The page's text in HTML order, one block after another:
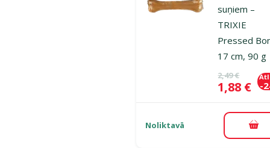
suņiem –
TRIXIE
Pressed
17 cm, 90 g
Oriģinālā
2,49 €
Cena
1,88 € -
Noliktavā